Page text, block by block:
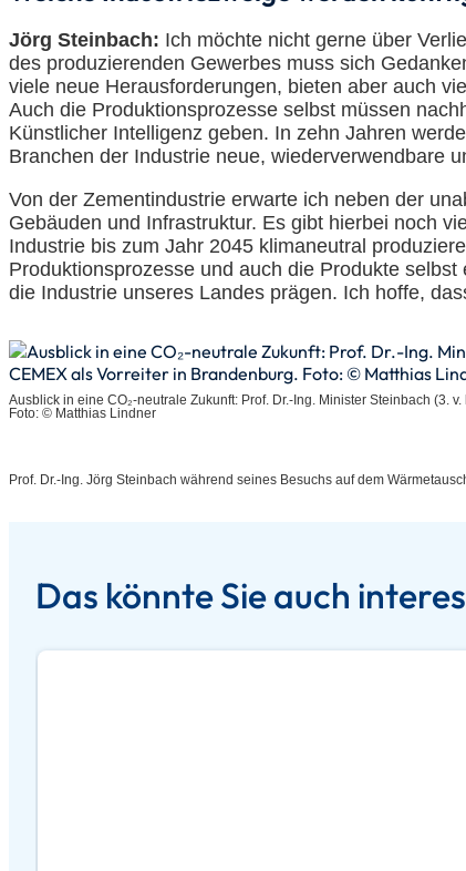
Jörg Steinbach: Ich möchte nicht gerne über
des produzierenden Gewerbes muss sich
viele neue Herausforderungen, bieten aber auch
Auch die Produktionsprozesse selbst müssen
Künstlicher Intelligenz geben. In zehn Jahren
Branchen der Industrie neue, wiederverwendbare
Von der Zementindustrie erwarte ich neben der
Gebäuden und Infrastruktur. Es gibt hierbei noch
Industrie bis zum Jahr 2045 klimaneutral
Produktionsprozesse und auch die Produkte
die Industrie unseres Landes prägen. Ich hoffe,
Ausblick in eine CO₂-neutrale Zukunft: Prof. Dr.-Ing. Minister Steinbach (3.
Foto: © Matthias Lindner
Prof. Dr.-Ing. Jörg Steinbach während seines Besuchs auf dem
Das könnte Sie auch